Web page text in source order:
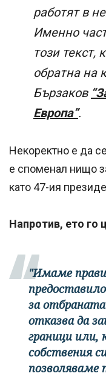
работят в
Именно
този текст,
обратна на
Бързаков
Европа”.
Некоректно е да
е споменал нищо
като 47-ия
Напротив, ето го
"Имаме
за
отказва да
граници или,
собствения
позволяваме